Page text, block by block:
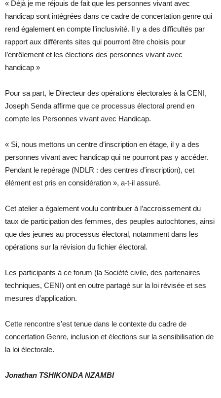
« Déjà je me réjouis de fait que les personnes vivant avec
handicap sont intégrées dans ce cadre de concertation genre qui
rend également en compte l’inclusivité. Il y a des difficultés par
rapport aux différents sites qui pourront être choisis pour
l’enrôlement et les élections des personnes vivant avec
handicap »
Pour sa part, le Directeur des opérations électorales à la CENI,
Joseph Senda affirme que ce processus électoral prend en
compte les Personnes vivant avec Handicap.
« Si, nous mettons un centre d’inscription en étage, il y a des
personnes vivant avec handicap qui ne pourront pas y accéder.
Pendant le repérage (NDLR : des centres d’inscription), cet
élément est pris en considération », a-t-il assuré.
Cet atelier a également voulu contribuer à l’accroissement du
taux de participation des femmes, des peuples autochtones, ainsi
que des jeunes au processus électoral, notamment dans les
opérations sur la révision du fichier électoral.
Les participants à ce forum (la Société civile, des partenaires
techniques, CENI) ont en outre partagé sur la loi révisée et ses
mesures d’application.
Cette rencontre s’est tenue dans le contexte du cadre de
concertation Genre, inclusion et élections sur la sensibilisation de
la loi électorale.
Jonathan TSHIKONDA NZAMBI